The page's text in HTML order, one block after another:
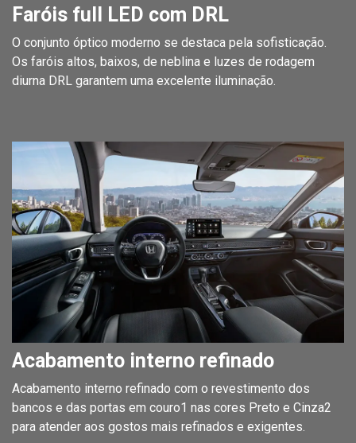
Faróis full LED com DRL
O conjunto óptico moderno se destaca pela sofisticação.
Os faróis altos, baixos, de neblina e luzes de rodagem
diurna DRL garantem uma excelente iluminação.
Acabamento interno refinado
Acabamento interno refinado com o revestimento dos
bancos e das portas em couro1 nas cores Preto e Cinza2
para atender aos gostos mais refinados e exigentes.